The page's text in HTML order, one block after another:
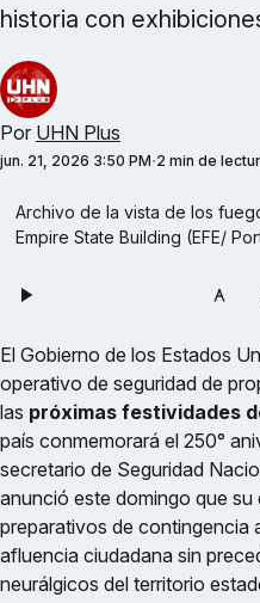
historia con
Por UHN Plus
jun. 21, 2026 3:50 PM 2 min de
Archivo de la vista de los
Empire State Building (EFE/
El Gobierno de los Estados
operativo de seguridad de
las próximas festividades
país conmemorará el 250°
secretario de Seguridad
anunció este domingo que
preparativos de contingencia
afluencia ciudadana sin
neurálgicos del territorio